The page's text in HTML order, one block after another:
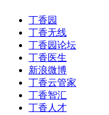
丁香园
丁香无线
丁香园论坛
丁香医生
新浪微博
丁香云管家
丁香智汇
丁香人才